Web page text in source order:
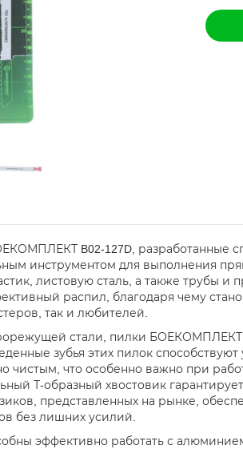
B02-127D, разработанные
инструментом для выполнения
листовую сталь, а также трубы и
распил, благодаря чему
так и любителей.
стали, пилки БОЕКОМПЛЕКТ
зубья этих пилок
чистым, что особенно важно при
Т-образный хвостовик
представленных на рынке,
без лишних усилий.
эффективно работать с